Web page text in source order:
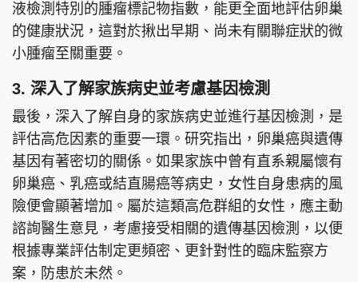
液檢測特別的腫瘤標記物指數，能更全面地評估卵巢
的健康狀況，這對於揪出早期、尚未有關聯症狀的微
小腫瘤至關重要。
3. 深入了解家族病史並考慮基因檢測
最後，深入了解自身的家族病史並進行基因檢測，是
評估高危因素的重要一環。研究指出，卵巢癌與遺傳
基因有著密切的關係。如果家族中曾有直系親屬懷有
卵巢癌、乳癌或結直腸癌等病史，女性自身患病的風
險便會顯著增加。屬於這類高危群組的女性，應主動
諮詢醫生意見，考慮接受相關的遺傳基因檢測，以便
根據專業評估制定更頻密、更針對性的臨床監察方
案，防患於未然。